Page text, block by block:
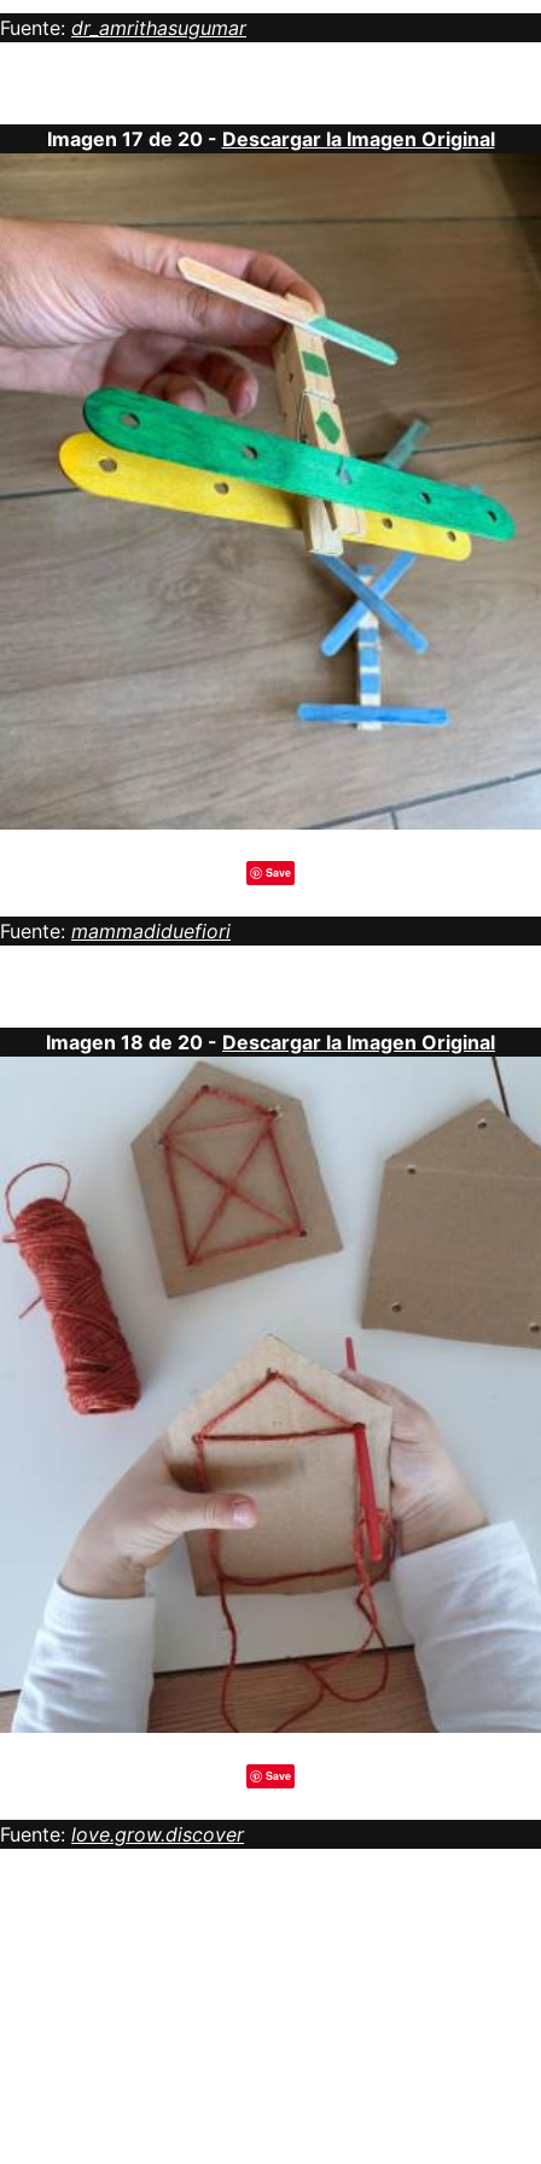
Fuente: dr_amrithasugumar
Imagen 17 de 20 - Descargar la Imagen Original
Save
Fuente: mammadiduefiori
Imagen 18 de 20 - Descargar la Imagen Original
Save
Fuente: love.grow.discover